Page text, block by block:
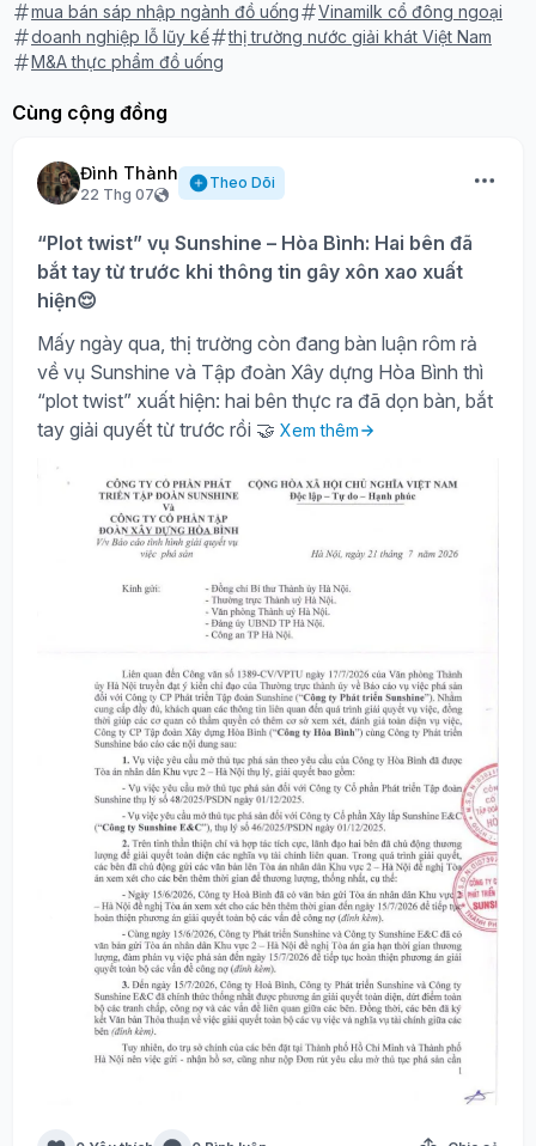
mua bán sáp nhập ngành đồ uống
Vinamilk cổ đông ngoại
doanh nghiệp lỗ lũy kế
thị trường nước giải khát Việt Nam
M&A thực phẩm đồ uống
Cùng cộng đồng
Đình Thành
22 Thg 07
Theo Dõi
“Plot twist” vụ Sunshine – Hòa Bình: Hai bên đã
bắt tay từ trước khi thông tin gây xôn xao xuất
hiện😌
Mấy ngày qua, thị trường còn đang bàn luận rôm rả
về vụ Sunshine và Tập đoàn Xây dựng Hòa Bình thì
“plot twist” xuất hiện: hai bên thực ra đã dọn bàn, bắt
tay giải quyết từ trước rồi 🤝 Xem thêm